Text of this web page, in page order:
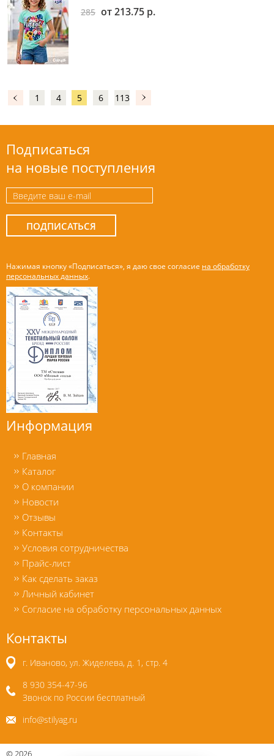
285 от 213.75 р.
1 4 5 6 113
Подписаться
на новые поступления
ПОДПИСАТЬСЯ
Нажимая кнопку «Подписаться», я даю свое согласие на обработку
персональных данных.
Информация
Главная
Каталог
О компании
Новости
Отзывы
Контакты
Условия сотрудничества
Прайс-лист
Как сделать заказ
Личный кабинет
Согласие на обработку персональных данных
Контакты
г. Иваново, ул. Жиделева, д. 1, стр. 4
8 930 354-47-96
Звонок по России бесплатный
info@stilyag.ru
© 2026